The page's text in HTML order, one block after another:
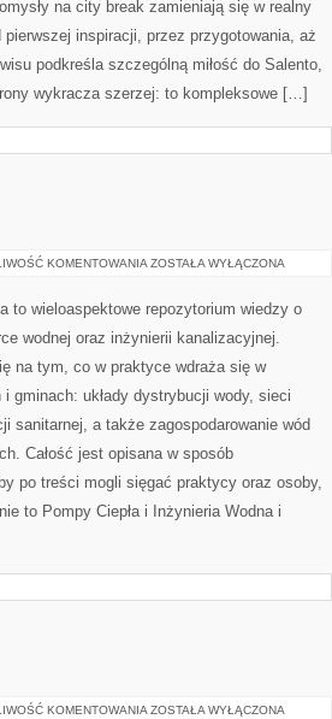
na city break zamieniają się w realny
pierwszej inspiracji, przez przygotowania, aż
podkreśla szczególną miłość do Salento,
wykracza szerzej: to kompleksowe […]
KOMENTOWANIA POMPY
ZOSTAŁA WYŁĄCZONA
to wieloaspektowe repozytorium wiedzy o
wodnej oraz inżynierii kanalizacyjnej.
na tym, co w praktyce wdraża się w
i gminach: układy dystrybucji wody, sieci
sanitarnej, a także zagospodarowanie wód
Całość jest opisana w sposób
po treści mogli sięgać praktycy oraz osoby,
to Pompy Ciepła i Inżynieria Wodna i
KOMENTOWANIA INŻYNIERIA
ZOSTAŁA WYŁĄCZONA